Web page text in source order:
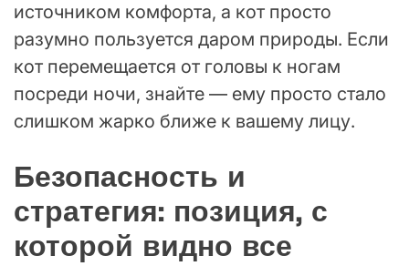
источником комфорта, а кот просто
разумно пользуется даром природы. Если
кот перемещается от головы к ногам
посреди ночи, знайте — ему просто стало
слишком жарко ближе к вашему лицу.
Безопасность и
стратегия: позиция, с
которой видно все